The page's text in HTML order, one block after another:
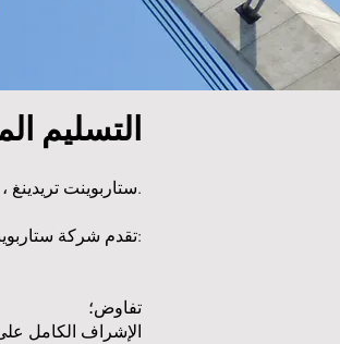
التسليم
ستاربوينت تريدينغ ، هونغ كونغ تشارك في عمليات تسليم معقدة من الصين إلى أوروبا منذ 2005.
تقدم شركة ستاربوينت للتجارة الخدمات التالية:
تفاوض؛
الإشراف الكامل على